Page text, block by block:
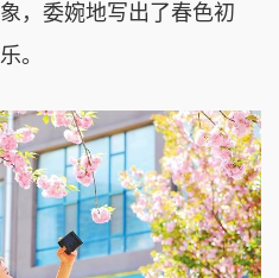
，委婉地写出了春色初
。